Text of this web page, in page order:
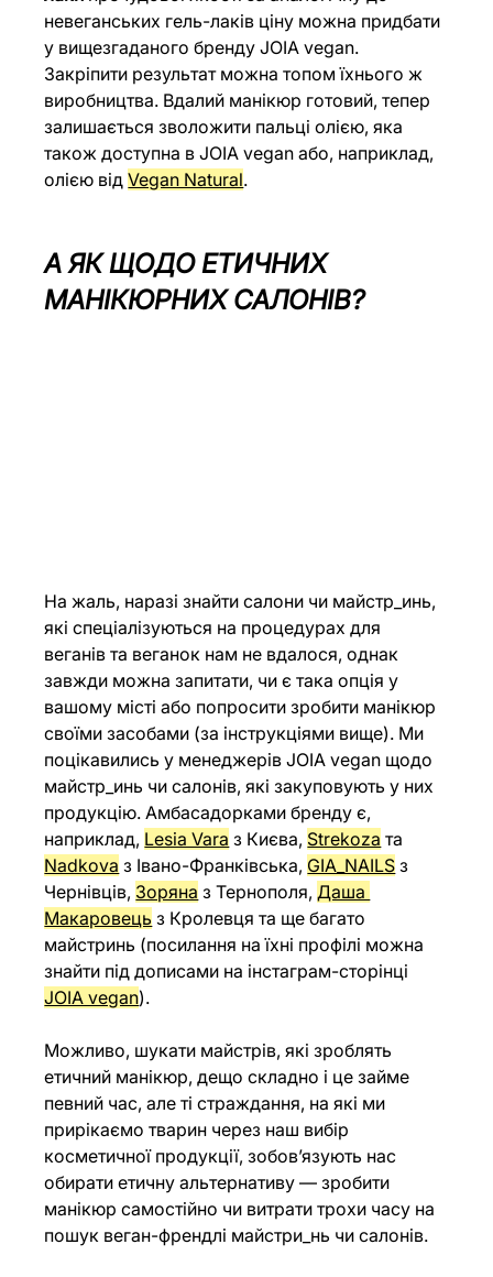
невеганських гель-лаків ціну можна придбати
у вищезгаданого бренду JOIA vegan.
Закріпити результат можна топом їхнього ж
виробництва. Вдалий манікюр готовий, тепер
залишається зволожити пальці олією, яка
також доступна в JOIA vegan або, наприклад,
олією від Vegan Natural.
А ЯК ЩОДО ЕТИЧНИХ
МАНІКЮРНИХ САЛОНІВ?
На жаль, наразі знайти салони чи майстр_инь,
які спеціалізуються на процедурах для
веганів та веганок нам не вдалося, однак
завжди можна запитати, чи є така опція у
вашому місті або попросити зробити манікюр
своїми засобами (за інструкціями вище). Ми
поцікавились у менеджерів JOIA vegan щодо
майстр_инь чи салонів, які закуповують у них
продукцію. Амбасадорками бренду є,
наприклад, Lesia Vara з Києва, Strekoza та
Nadkova з Івано-Франківська, GIA_NAILS з
Чернівців, Зоряна з Тернополя, Даша
Макаровець з Кролевця та ще багато
майстринь (посилання на їхні профілі можна
знайти під дописами на інстаграм-сторінці
JOIA vegan).
Можливо, шукати майстрів, які зроблять
етичний манікюр, дещо складно і це займе
певний час, але ті страждання, на які ми
прирікаємо тварин через наш вибір
косметичної продукції, зобов’язують нас
обирати етичну альтернативу — зробити
манікюр самостійно чи витрати трохи часу на
пошук веган-френдлі майстри_нь чи салонів.